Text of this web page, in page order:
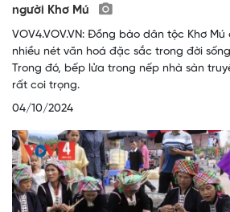
người Khơ Mú
VOV4.VOV.VN: Đồng bào dân tộc Khơ
nhiều nét văn hoá đặc sắc trong đời
Trong đó, bếp lửa trong nếp nhà sàn
rất coi trọng.
04/10/2024